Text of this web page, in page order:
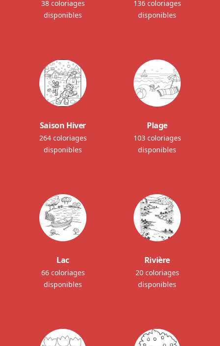
38 coloriages
disponibles
136 coloriages
disponibles
Saison Hiver
264 coloriages
disponibles
Plage
103 coloriages
disponibles
Lac
66 coloriages
disponibles
Rivière
20 coloriages
disponibles